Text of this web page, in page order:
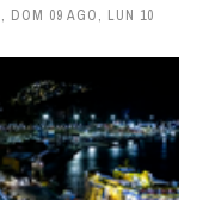
, DOM 09 AGO, LUN 10